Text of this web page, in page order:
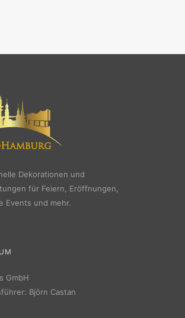
Dekorationen und
für Feiern, Eröffnungen,
Events und mehr.
GmbH
Björn Castan